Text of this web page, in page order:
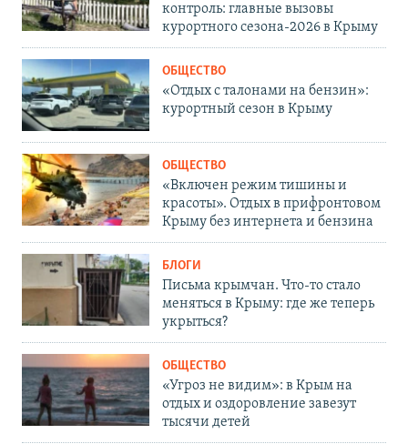
контроль: главные вызовы
курортного сезона-2026 в Крыму
ОБЩЕСТВО
«Отдых с талонами на бензин»:
курортный сезон в Крыму
ОБЩЕСТВО
«Включен режим тишины и
красоты». Отдых в прифронтовом
Крыму без интернета и бензина
БЛОГИ
Письма крымчан. Что-то стало
меняться в Крыму: где же теперь
укрыться?
ОБЩЕСТВО
«Угроз не видим»: в Крым на
отдых и оздоровление завезут
тысячи детей